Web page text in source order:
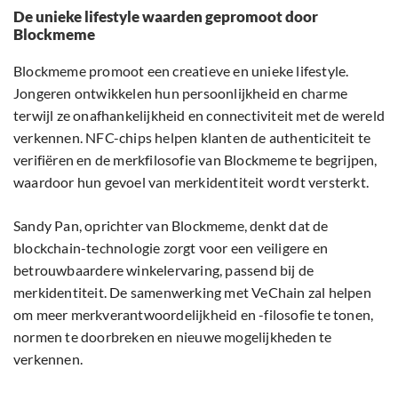
De unieke lifestyle waarden gepromoot door
Blockmeme
Blockmeme promoot een creatieve en unieke lifestyle.
Jongeren ontwikkelen hun persoonlijkheid en charme
terwijl ze onafhankelijkheid en connectiviteit met de wereld
verkennen. NFC-chips helpen klanten de authenticiteit te
verifiëren en de merkfilosofie van Blockmeme te begrijpen,
waardoor hun gevoel van merkidentiteit wordt versterkt.
Sandy Pan, oprichter van Blockmeme, denkt dat de
blockchain-technologie zorgt voor een veiligere en
betrouwbaardere winkelervaring, passend bij de
merkidentiteit. De samenwerking met VeChain zal helpen
om meer merkverantwoordelijkheid en -filosofie te tonen,
normen te doorbreken en nieuwe mogelijkheden te
verkennen.